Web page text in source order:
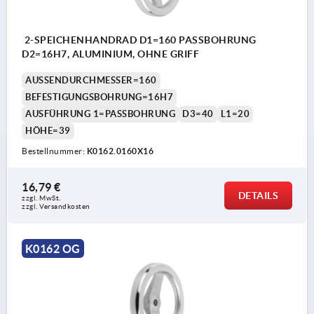
2-SPEICHENHANDRAD D1=160 PASSBOHRUNG
D2=16H7, ALUMINIUM, OHNE GRIFF
AUSSENDURCHMESSER=160
BEFESTIGUNGSBOHRUNG=16H7
AUSFÜHRUNG 1=PASSBOHRUNG
D3=40
L1=20
HÖHE=39
Bestellnummer: K0162.0160X16
16,79 €
zzgl. MwSt.
zzgl. Versandkosten
DETAILS
K0162 OG